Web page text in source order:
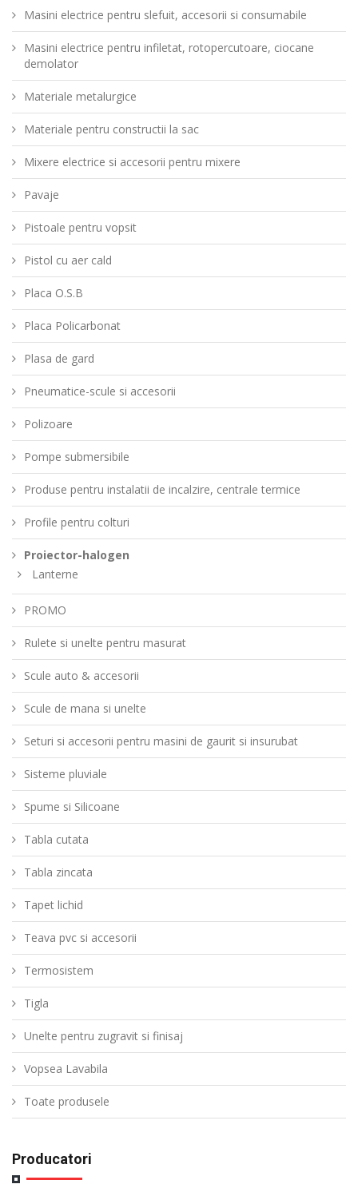
Masini electrice pentru slefuit, accesorii si consumabile
Masini electrice pentru infiletat, rotopercutoare, ciocane
demolator
Materiale metalurgice
Materiale pentru constructii la sac
Mixere electrice si accesorii pentru mixere
Pavaje
Pistoale pentru vopsit
Pistol cu aer cald
Placa O.S.B
Placa Policarbonat
Plasa de gard
Pneumatice-scule si accesorii
Polizoare
Pompe submersibile
Produse pentru instalatii de incalzire, centrale termice
Profile pentru colturi
Proiector-halogen
Lanterne
PROMO
Rulete si unelte pentru masurat
Scule auto & accesorii
Scule de mana si unelte
Seturi si accesorii pentru masini de gaurit si insurubat
Sisteme pluviale
Spume si Silicoane
Tabla cutata
Tabla zincata
Tapet lichid
Teava pvc si accesorii
Termosistem
Tigla
Unelte pentru zugravit si finisaj
Vopsea Lavabila
Toate produsele
Producatori